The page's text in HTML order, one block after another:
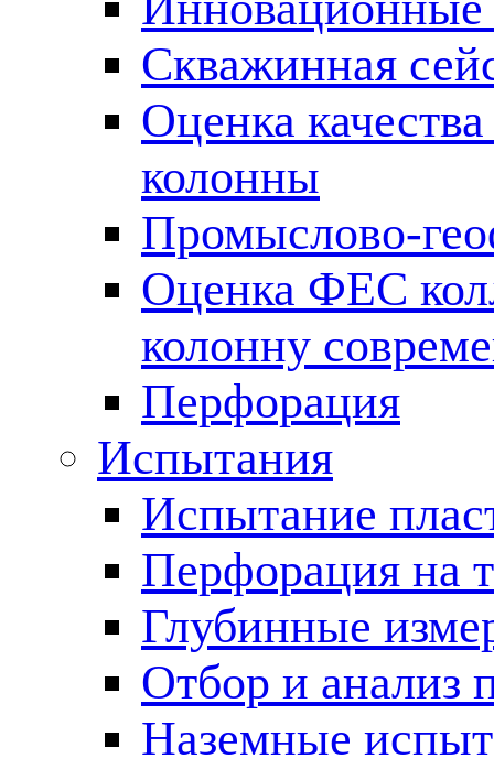
Скважинная
Оценка
колонны
Промыслово-
Оценка ФЕС
колонну
Перфорация
Испытания
Испытание
Перфорация на
Глубинные
Отбор и анализ
Наземные